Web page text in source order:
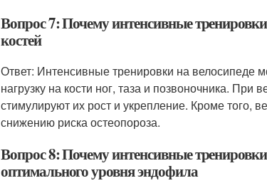
Вопрос 7: Почему интенсивные
костей
Ответ: Интенсивные тренировки на велосипеде
нагрузку на кости ног, таза и позвоночника. При
стимулируют их рост и укрепление. Кроме того,
снижению риска остеопороза.
Вопрос 8: Почему интенсивные
оптимального уровня эндофила